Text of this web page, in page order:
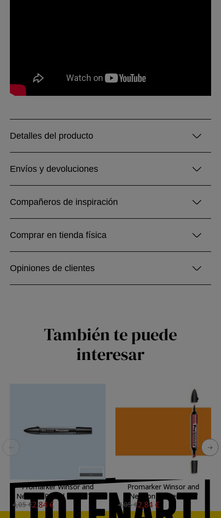
Detalles del producto
Envíos y devoluciones
Compañeros de inspiración
Comprar en tienda física
Opiniones de clientes
También te puede
interesar
Promarker Winsor and
Newton Pastel Blue C719
4,05 €2,84 €
Promarker Winsor and
Newton Amber O567
4,05 €2,84 €